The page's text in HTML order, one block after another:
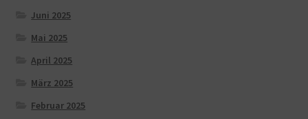
Juni 2025
Mai 2025
April 2025
März 2025
Februar 2025